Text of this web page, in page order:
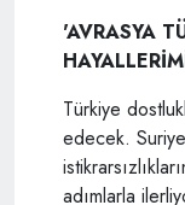
'AVRASYA
Türkiye
edecek.
adımlarla